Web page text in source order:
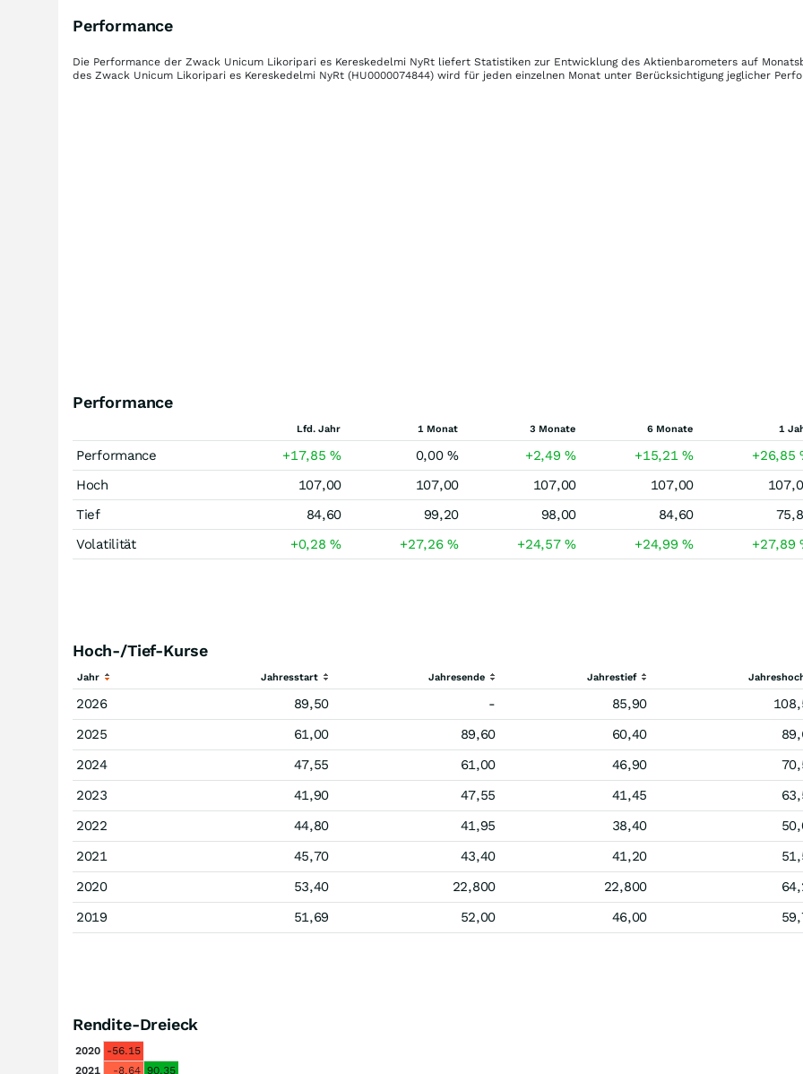
Performance
Die Performance der Zwack Unicum Likoripari es Kereskedelmi NyRt liefert Statistiken zur Entwicklung des Aktienbarometers auf
des Zwack Unicum Likoripari es Kereskedelmi NyRt (HU0000074844) wird für jeden einzelnen Monat unter Berücksichtigung jeglicher
Performance
Lfd. Jahr 1 Monat 3 Monate 6 Monate 1
Performance +17,85% 0,00% +2,49% +15,21% +26,85
Hoch
107,00 107,00 107,00 107,00
Tief
84,60 99,20 98,00 84,60
Volatilität
+0,28% +27,26% +24,57% +24,99% +27,89
Hoch-/Tief-Kurse
Jahr Jahresstart Jahresende Jahrestief
2026 89,50 - 85,90
2025
61,00 89,60 60,40
2024
47,55 61,00 46,90
2023
41,90 47,55 41,45
2022
44,80 41,95 38,40
2021
45,70 43,40 41,20
2020
53,40 22,800 22,800
2019
51,69 52,00 46,00
Rendite-Dreieck
2020 -56.15
2021
-8.64 90.35